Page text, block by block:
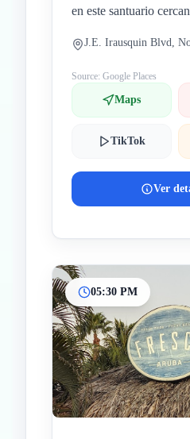
en este santuario
J.E. Irausquin Blvd,
Source: Google Places
Maps
TikTok
Ver
05:30 PM